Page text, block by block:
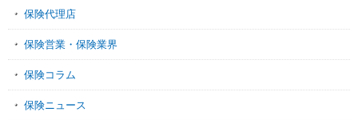
保険代理店
保険営業・保険業界
保険コラム
保険ニュース